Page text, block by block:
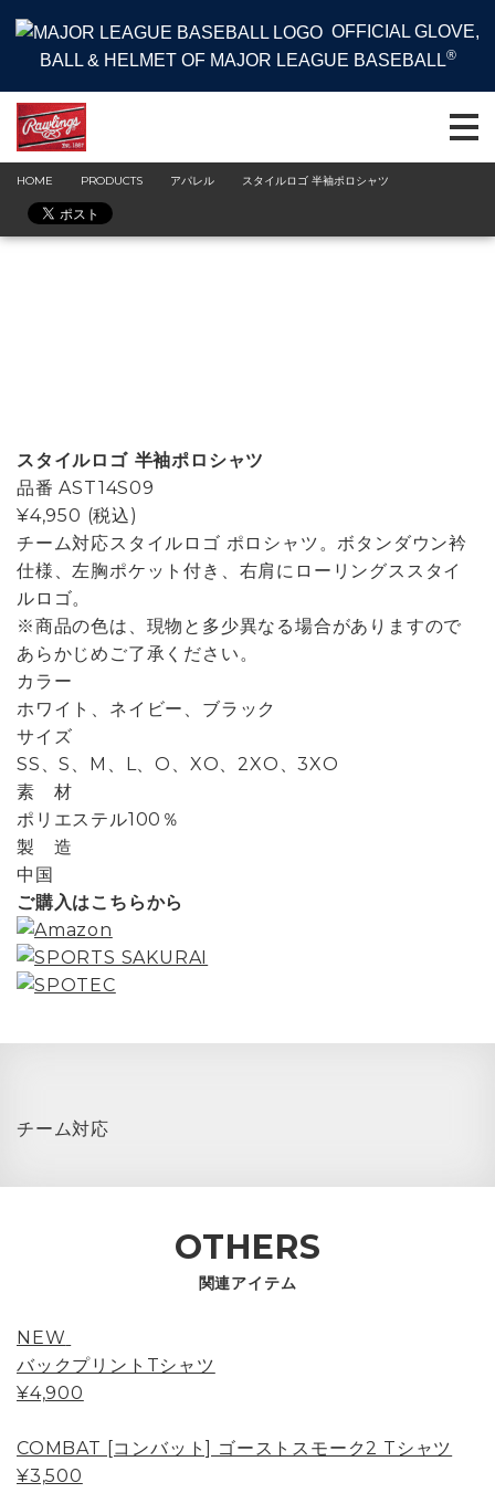
OFFICIAL GLOVE,
BALL & HELMET OF MAJOR LEAGUE BASEBALL®
HOME PRODUCTS アパレル スタイルロゴ 半袖ポロシャツ
スタイルロゴ 半袖ポロシャツ
品番 AST14S09
¥4,950 (税込)
チーム対応スタイルロゴ ポロシャツ。ボタンダウン衿
仕様、左胸ポケット付き、右肩にローリングススタイ
ルロゴ。
※商品の色は、現物と多少異なる場合がありますので
あらかじめご了承ください。
カラー
ホワイト、ネイビー、ブラック
サイズ
SS、S、M、L、O、XO、2XO、3XO
素 材
ポリエステル100％
製 造
中国
ご購入はこちらから
チーム対応
OTHERS
関連アイテム
NEW
バックプリントTシャツ
¥4,900
COMBAT [コンバット] ゴーストスモーク2 Tシャツ
¥3,500